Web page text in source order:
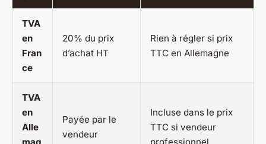
TVA
en
Fran
ce
20% du prix
d’achat HT
Rien à régler si prix
TTC en Allemagne
TVA
en
Alle
mag
Payée par le
vendeur
Incluse dans le prix
TTC si vendeur
professionnel